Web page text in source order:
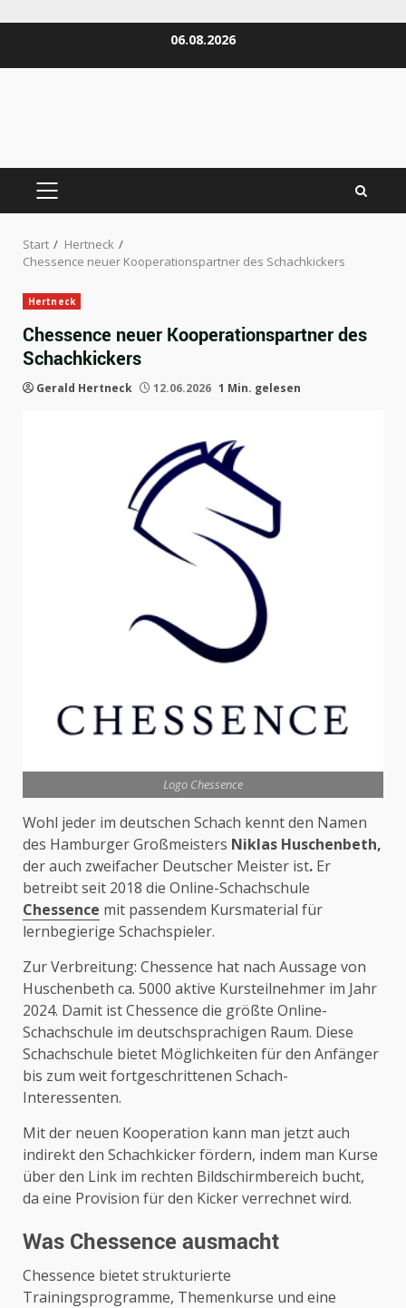
06.08.2026
PRIMÄRES
Start
Hertneck
Chessence neuer Kooperationspartner des Schachkickers
Hertneck
Chessence neuer Kooperationspartner des
Schachkickers
Gerald Hertneck 12.06.2026 1 Min. gelesen
Logo Chessence
Wohl jeder im deutschen Schach kennt den Namen
des Hamburger Großmeisters Niklas Huschenbeth,
der auch zweifacher Deutscher Meister ist. Er
betreibt seit 2018 die Online-Schachschule
Chessence mit passendem Kursmaterial für
lernbegierige Schachspieler.
Zur Verbreitung: Chessence hat nach Aussage von
Huschenbeth ca. 5000 aktive Kursteilnehmer im Jahr
2024. Damit ist Chessence die größte Online-
Schachschule im deutschsprachigen Raum. Diese
Schachschule bietet Möglichkeiten für den Anfänger
bis zum weit fortgeschrittenen Schach-
Interessenten.
Mit der neuen Kooperation kann man jetzt auch
indirekt den Schachkicker fördern, indem man Kurse
über den Link im rechten Bildschirmbereich bucht,
da eine Provision für den Kicker verrechnet wird.
Was Chessence ausmacht
Chessence bietet strukturierte
Trainingsprogramme, Themenkurse und eine